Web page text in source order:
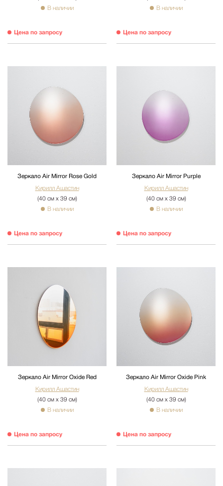
В наличии
Цена по запросу
В наличии
Цена по запросу
Зеркало Air Mirror Rose Gold
Кирилл Ашастин
(40 см х 39 см)
В наличии
Цена по запросу
Зеркало Air Mirror Purple
Кирилл Ашастин
(40 см х 39 см)
В наличии
Цена по запросу
Зеркало Air Mirror Oxide Red
Кирилл Ашастин
(40 см х 39 см)
В наличии
Цена по запросу
Зеркало Air Mirror Oxide Pink
Кирилл Ашастин
(40 см х 39 см)
В наличии
Цена по запросу